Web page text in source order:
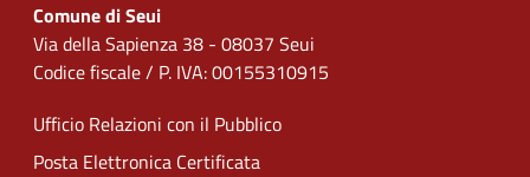
Comune di Seui
Via della Sapienza 38 - 08037 Seui
Codice fiscale / P. IVA: 00155310915
Ufficio Relazioni con il Pubblico
Posta Elettronica Certificata